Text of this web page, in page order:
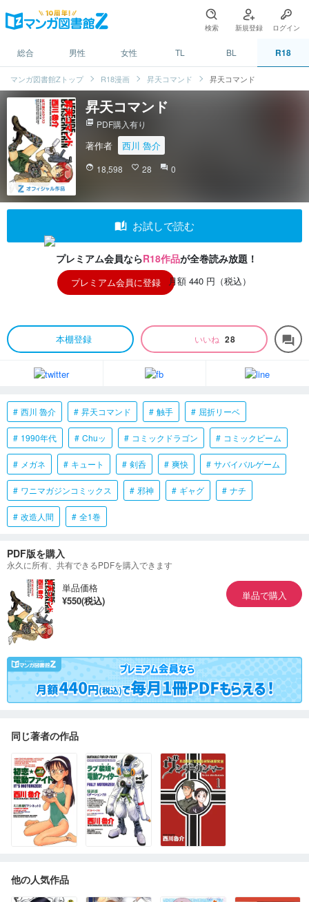
検索 新規登録 ログイン
総合 男性 女性 TL BL R18
マンガ図書館Zトップ R18漫画 昇天コマンド 昇天コマンド
昇天コマンド
picture_as_pdf PDF購入有り
著作者 西川 魯介
face 18,598 favorite_border 28 question_answer 0
auto_stories お試しで読む
プレミアム会員ならR18作品が全巻読み放題！
プレミアム会員に登録 月額 440 円（税込）
本棚登録 いいね 28 forum
西川 魯介 昇天コマンド 触手 屈折リーベ
1990年代 Chuッ コミックドラゴン コミックビーム
メガネ キュート 剣呑 爽快 サバイバルゲーム
ワニマガジンコミックス 邪神 ギャグ ナチ
改造人間 全1巻
PDF版を購入
永久に所有、共有できるPDFを購入できます
単品価格
¥550(税込)
単品で購入
同じ著者の作品
他の人気作品